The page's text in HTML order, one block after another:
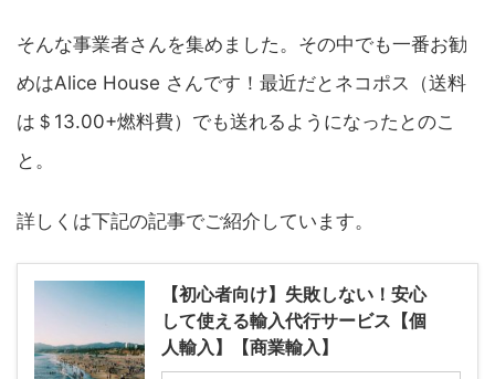
そんな事業者さんを集めました。その中でも一番お勧
めはAlice House さんです！最近だとネコポス（送料
は＄13.00+燃料費）でも送れるようになったとのこ
と。
詳しくは下記の記事でご紹介しています。
【初心者向け】失敗しない！安心
して使える輸入代行サービス【個
人輸入】【商業輸入】